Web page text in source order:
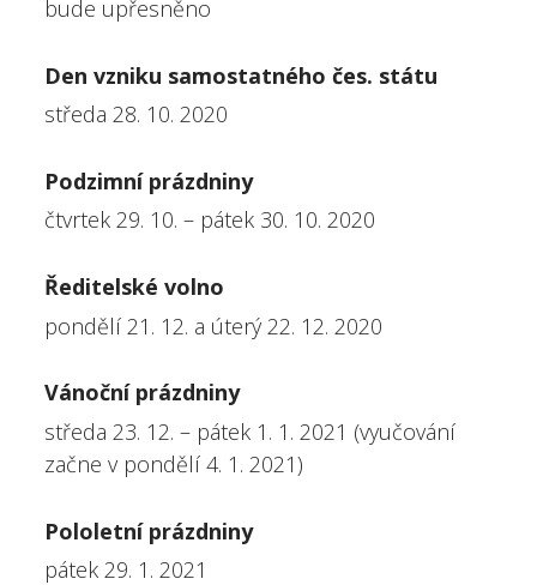
bude upřesněno
Den vzniku samostatného čes. státu
středa 28. 10. 2020
Podzimní prázdniny
čtvrtek 29. 10. – pátek 30. 10. 2020
Ředitelské volno
pondělí 21. 12. a úterý 22. 12. 2020
Vánoční prázdniny
středa 23. 12. – pátek 1. 1. 2021 (vyučování
začne v pondělí 4. 1. 2021)
Pololetní prázdniny
pátek 29. 1. 2021